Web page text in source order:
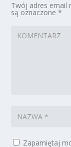
Twój adres email
są oznaczone*
Zapamiętaj